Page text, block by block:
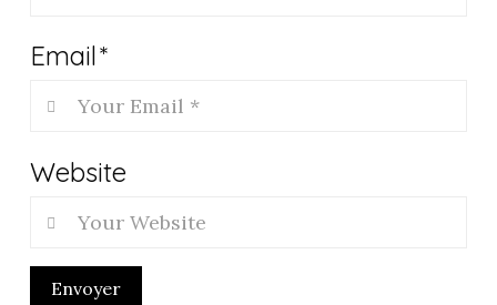
Email*
Website
Envoyer